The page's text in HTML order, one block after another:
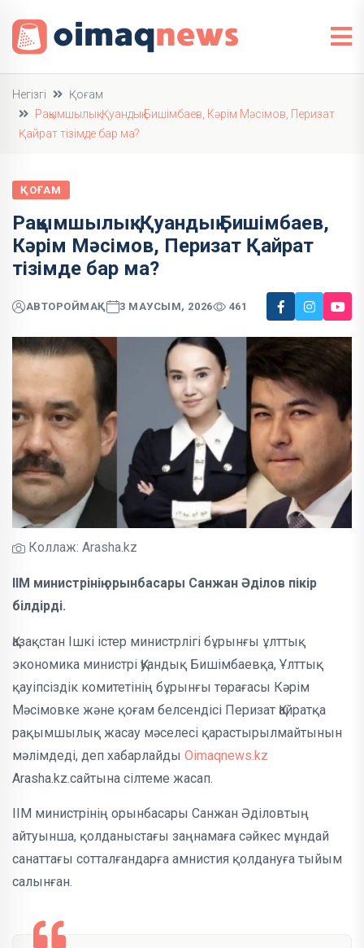
Негізгі
Қоғам
Рақымшылық: Қуандық Бишімбаев, Кәрім Мәсімов, Перизат
Қайрат тізімде бар ма?
ҚОҒАМ
Рақымшылық: Қуандық Бишімбаев,
Кәрім Мәсімов, Перизат Қайрат
тізімде бар ма?
АВТОРОЙМАҚ 3 МАУСЫМ, 2026 461
Коллаж: Arasha.kz
ІІМ министрінің орынбасары Санжан Әділов пікір
білдірді.
Қазақстан Ішкі істер министрлігі бұрынғы ұлттық
экономика министрі Қуандық Бишімбаевқа, Ұлттық
қауіпсіздік комитетінің бұрынғы төрағасы Кәрім
Мәсімовке және қоғам белсендісі Перизат Қайратқа
рақымшылық жасау мәселесі қарастырылмайтынын
мәлімдеді, деп хабарлайды Oimaqnews.kz
Arasha.kz.сайтына сілтеме жасап.
ІІМ министрінің орынбасары Санжан Әділовтың
айтуынша, қолданыстағы заңнамаға сәйкес мұндай
санаттағы сотталғандарға амнистия қолдануға тыйым
салынған.